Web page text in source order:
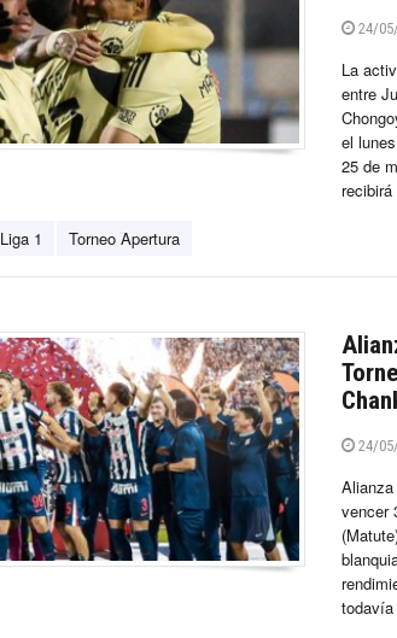
24/
La
entre
el
25 de
Liga 1 Torneo Apertura
24/
vencer